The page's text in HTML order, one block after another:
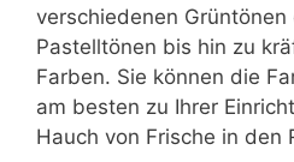
verschiedenen
Pastelltönen bis hin zu
Farben. Sie können die
am besten zu Ihrer
Hauch von Frische in den